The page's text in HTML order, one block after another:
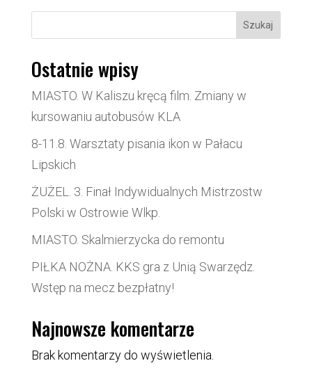
Szukaj
Ostatnie wpisy
MIASTO. W Kaliszu kręcą film. Zmiany w
kursowaniu autobusów KLA
8-11.8. Warsztaty pisania ikon w Pałacu
Lipskich
ŻUŻEL. 3. Finał Indywidualnych Mistrzostw
Polski w Ostrowie Wlkp.
MIASTO. Skalmierzycka do remontu
PIŁKA NOŻNA. KKS gra z Unią Swarzędz.
Wstęp na mecz bezpłatny!
Najnowsze komentarze
Brak komentarzy do wyświetlenia.